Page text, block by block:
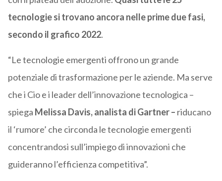
tecnologie si trovano ancora nelle prime due fasi,
secondo il grafico 2022.
“Le tecnologie emergenti offrono un grande
potenziale di trasformazione per le aziende. Ma serve
che i Cio e i leader dell’innovazione tecnologica –
spiega Melissa Davis, analista di Gartner – riducano
il ‘rumore’ che circonda le tecnologie emergenti
concentrandosi sull’impiego di innovazioni che
guideranno l’efficienza competitiva”.